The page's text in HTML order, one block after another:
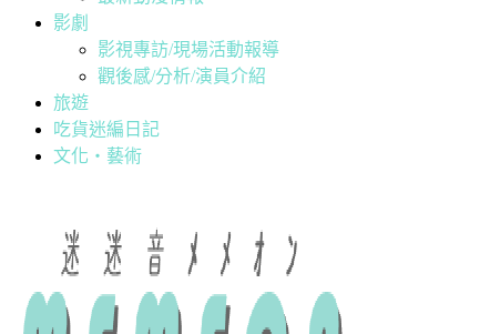
影劇
影視專訪/現場活動報導
觀後感/分析/演員介紹
旅遊
吃貨迷編日記
文化・藝術